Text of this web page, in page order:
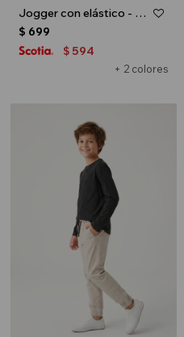
Jogger con elástico - Beige
+ 2 colores
$ 699
$ 594